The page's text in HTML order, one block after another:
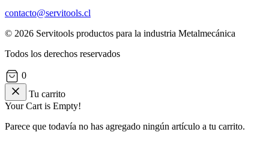
contacto@servitools.cl
© 2026 Servitools productos para la industria Metalmecánica
Todos los derechos reservados
0
Tu carrito
Your Cart is Empty!
Parece que todavía no has agregado ningún artículo a tu carrito.